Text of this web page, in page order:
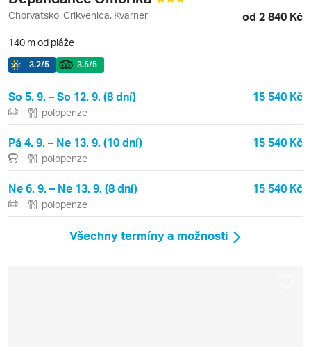
Chorvatsko, Crikvenica, Kvarner od 2 840 Kč
140 m od pláže
3.2/5 3.5/5
So 5. 9. – So 12. 9. (8 dní) 15 540 Kč
polopenze
Pá 4. 9. – Ne 13. 9. (10 dní) 15 540 Kč
polopenze
Ne 6. 9. – Ne 13. 9. (8 dní) 15 540 Kč
polopenze
Všechny termíny a možnosti